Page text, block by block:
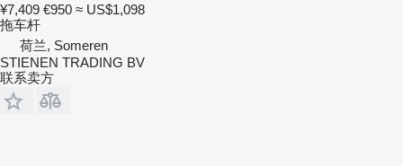
¥7,409 €950 ≈ US$1,098
拖车杆
荷兰, Someren
STIENEN TRADING BV
联系卖方